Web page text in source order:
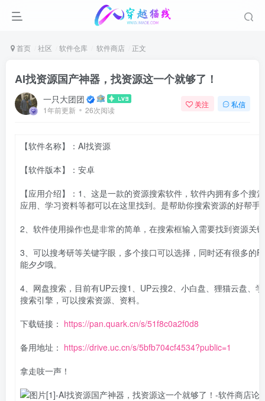
首页 社区 软件仓库 软件商店 正文
AI找资源国产神器，找资源这一个就够了！
一只大团团
1年前更新 26次阅读
关注 私信
【软件名称】：AI找资源
【软件版本】：安卓
【应用介绍】：1、这是一款的资源搜索软件，软件内拥有多个搜
应用、学习资料等都可以在这里找到。是帮助你搜索资源的好帮手
2、软件使用操作也是非常的简单，在搜索框输入需要找到资源关
3、可以搜考研等关键字眼，多个接口可以选择，同时还有很多的
能夕夕哦。
4、网盘搜索，目前有UP云搜1、UP云搜2、小白盘、狸猫云盘、
搜索引擎，可以搜索资源、资料。
下载链接： https://pan.quark.cn/s/51f8c0a2f0d8
备用地址： https://drive.uc.cn/s/5bfb704cf4534?public=1
拿走吱一声！